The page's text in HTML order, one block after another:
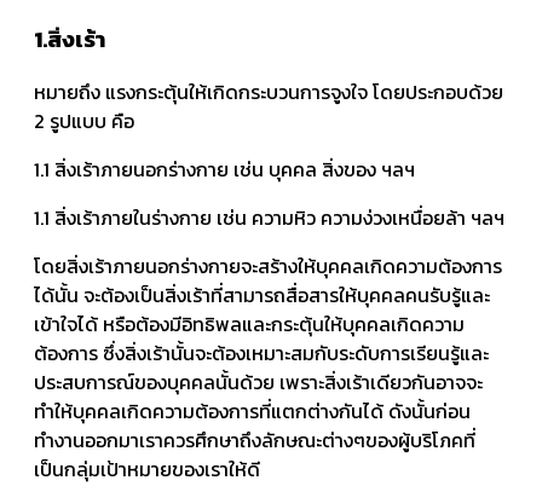
1.สิ่งเร้า
หมายถึง แรงกระตุ้นให้เกิดกระบวนการจูงใจ โดยประกอบด้วย
2 รูปแบบ คือ
1.1 สิ่งเร้าภายนอกร่างกาย เช่น บุคคล สิ่งของ ฯลฯ
1.1 สิ่งเร้าภายในร่างกาย เช่น ความหิว ความง่วงเหนื่อยล้า ฯลฯ
โดยสิ่งเร้าภายนอกร่างกายจะสร้างให้บุคคลเกิดความต้องการ
ได้นั้น จะต้องเป็นสิ่งเร้าที่สามารถสื่อสารให้บุคคลคนรับรู้และ
เข้าใจได้ หรือต้องมีอิทธิพลและกระตุ้นให้บุคคลเกิดความ
ต้องการ ซึ่งสิ่งเร้านั้นจะต้องเหมาะสมกับระดับการเรียนรู้และ
ประสบการณ์ของบุคคลนั้นด้วย เพราะสิ่งเร้าเดียวกันอาจจะ
ทำให้บุคคลเกิดความต้องการที่แตกต่างกันได้ ดังนั้นก่อน
ทำงานออกมาเราควรศึกษาถึงลักษณะต่างๆของผู้บริโภคที่
เป็นกลุ่มเป้าหมายของเราให้ดี